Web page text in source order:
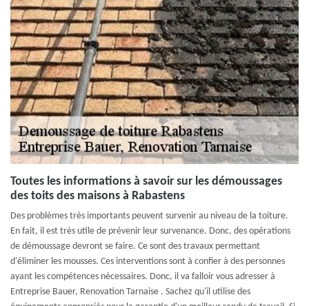
Toutes les informations à savoir sur les démoussages
des toits des maisons à Rabastens
Des problèmes très importants peuvent survenir au niveau de la toiture.
En fait, il est très utile de prévenir leur survenance. Donc, des opérations
de démoussage devront se faire. Ce sont des travaux permettant
d'éliminer les mousses. Ces interventions sont à confier à des personnes
ayant les compétences nécessaires. Donc, il va falloir vous adresser à
Entreprise Bauer, Renovation Tarnaise . Sachez qu'il utilise des